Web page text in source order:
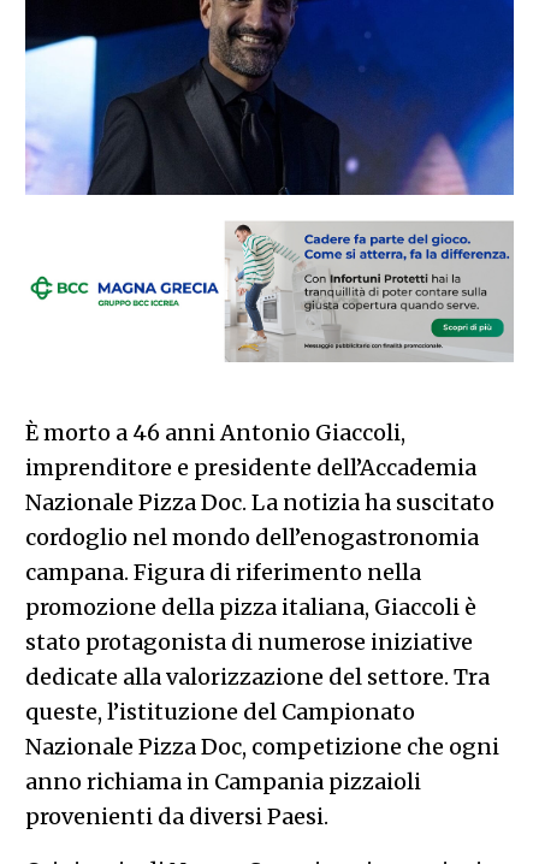
È morto a 46 anni Antonio Giaccoli,
imprenditore e presidente dell’Accademia
Nazionale Pizza Doc. La notizia ha suscitato
cordoglio nel mondo dell’enogastronomia
campana. Figura di riferimento nella
promozione della pizza italiana, Giaccoli è
stato protagonista di numerose iniziative
dedicate alla valorizzazione del settore. Tra
queste, l’istituzione del Campionato
Nazionale Pizza Doc, competizione che ogni
anno richiama in Campania pizzaioli
provenienti da diversi Paesi.